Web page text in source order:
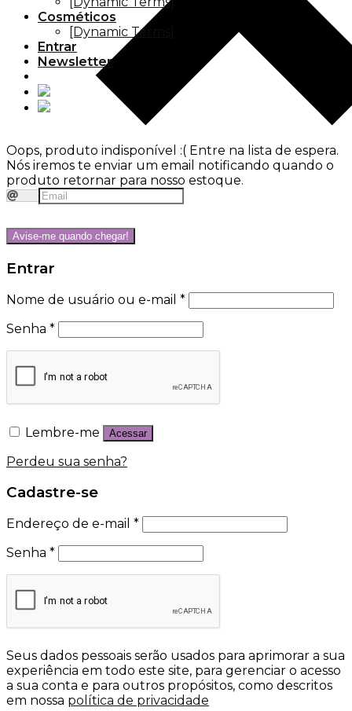
Cosméticos
[Dynamic Terms]
Entrar
Newsletter
Oops, produto indisponível :( Entre na lista de espera.
Nós iremos te enviar um email notificando quando o
produto retornar para nosso estoque.
Avise-me quando chegar!
Entrar
Nome de usuário ou e-mail *
Senha *
Lembre-me Acessar
Perdeu sua senha?
Cadastre-se
Endereço de e-mail *
Senha *
Seus dados pessoais serão usados para aprimorar a sua
experiência em todo este site, para gerenciar o acesso
a sua conta e para outros propósitos, como descritos
em nossa política de privacidade